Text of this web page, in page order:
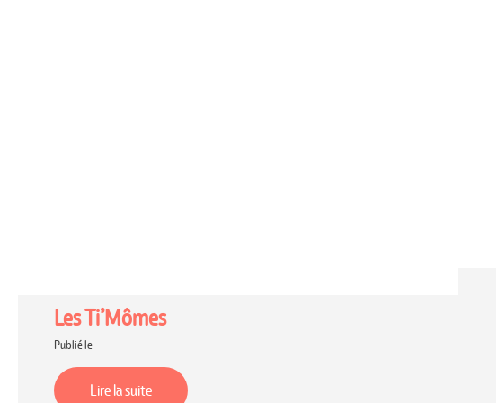
Les Ti’Mômes
Publié le
Lire la suite